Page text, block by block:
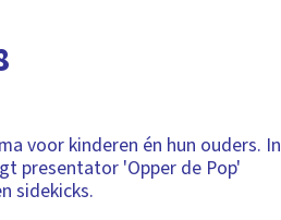
voor kinderen én hun ouders. In
presentator 'Opper de Pop'
sidekicks.